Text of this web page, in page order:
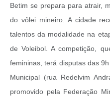
Betim se prepara para atrair,
do vôlei mineiro. A cidade
talentos da modalidade na
de Voleibol. A competição,
femininas, terá disputas das
Municipal (rua Redelvim
promovido pela Federação